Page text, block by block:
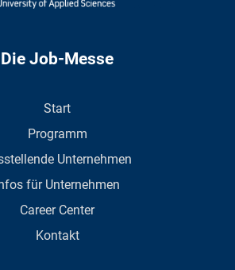
Die Job-Messe
Start
Programm
Unternehmen
für Unternehmen
Career Center
Kontakt